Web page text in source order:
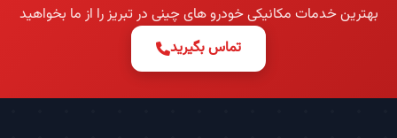
بهترین خدمات مکانیکی خودرو های چینی در تبریز را از ما بخواهید
تماس بگیرید